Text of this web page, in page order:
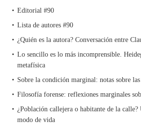
Editorial #90
Lista de autores #90
¿Quién es la autora? Conversación entre
Lo sencillo es lo más incomprensible.
metafísica
Sobre la condición marginal: notas sobre
Filosofía forense: reflexiones marginales
¿Población callejera o habitante de la calle?
modo de vida